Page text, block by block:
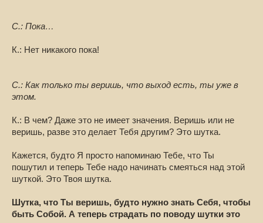
С.: Пока…
К.: Нет никакого пока!
С.: Как только ты веришь, что выход есть, ты уже в
этом.
К.: В чем? Даже это не имеет значения. Веришь или не
веришь, разве это делает Тебя другим? Это шутка.
Кажется, будто Я просто напоминаю Тебе, что Ты
пошутил и теперь Тебе надо начинать смеяться над этой
шуткой. Это Твоя шутка.
Шутка, что Ты веришь, будто нужно знать Себя, чтобы
быть Собой. А теперь страдать по поводу шутки это